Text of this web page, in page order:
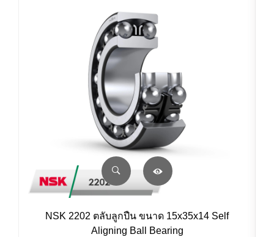
NSK 2202 ตลับลูกปืน ขนาด 15x35x14 Self
Aligning Ball Bearing